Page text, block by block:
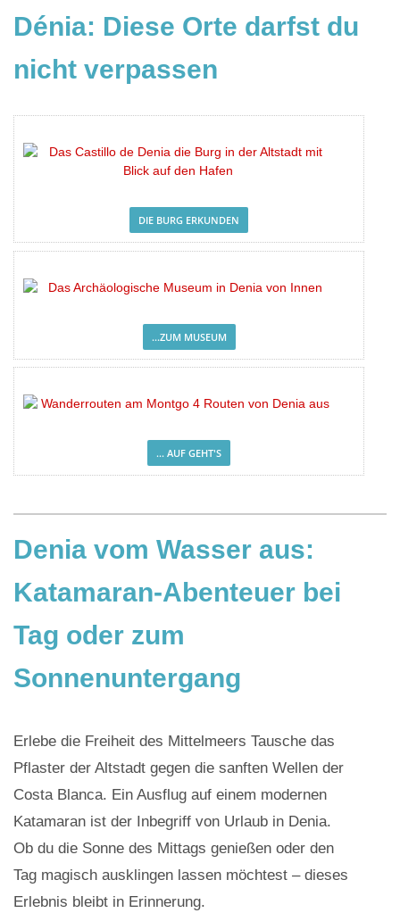
Dénia: Diese Orte darfst du
nicht verpassen
DIE BURG ERKUNDEN
...ZUM MUSEUM
... AUF GEHT'S
Denia vom Wasser aus:
Katamaran-Abenteuer bei
Tag oder zum
Sonnenuntergang
Erlebe die Freiheit des Mittelmeers Tausche das
Pflaster der Altstadt gegen die sanften Wellen der
Costa Blanca. Ein Ausflug auf einem modernen
Katamaran ist der Inbegriff von Urlaub in Denia.
Ob du die Sonne des Mittags genießen oder den
Tag magisch ausklingen lassen möchtest – dieses
Erlebnis bleibt in Erinnerung.